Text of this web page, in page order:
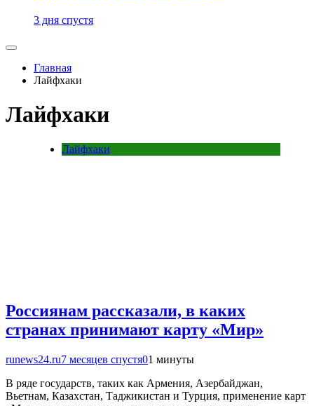
3 дня спустя
Главная
Лайфхаки
Лайфхаки
Лайфхаки
Россиянам рассказали, в каких
странах принимают карту «Мир»
runews24.ru7 месяцев спустя01 минуты
В ряде государств, таких как Армения, Азербайджан,
Вьетнам, Казахстан, Таджикистан и Турция, применение карт